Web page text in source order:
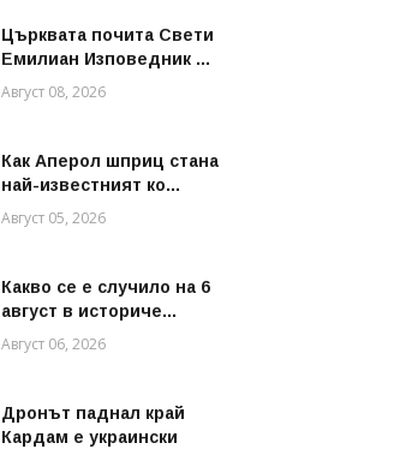
Църквата почита Свeти
Емилиан Изповедник ...
Август 08, 2026
Как Аперол шприц стана
най-известният ко...
Август 05, 2026
Какво се е случило на 6
август в историче...
Август 06, 2026
Дронът паднал край
Кардам е украински